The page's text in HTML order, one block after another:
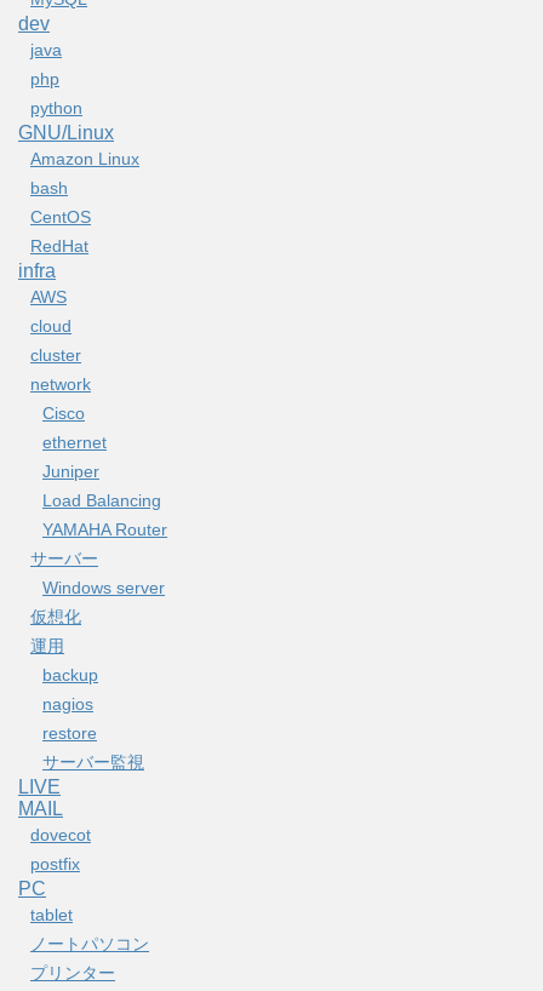
dev
java
php
python
GNU/Linux
Amazon Linux
bash
CentOS
RedHat
infra
AWS
cloud
cluster
network
Cisco
ethernet
Juniper
Load Balancing
YAMAHA Router
サーバー
Windows server
仮想化
運用
backup
nagios
restore
サーバー監視
LIVE
MAIL
dovecot
postfix
PC
tablet
ノートパソコン
プリンター